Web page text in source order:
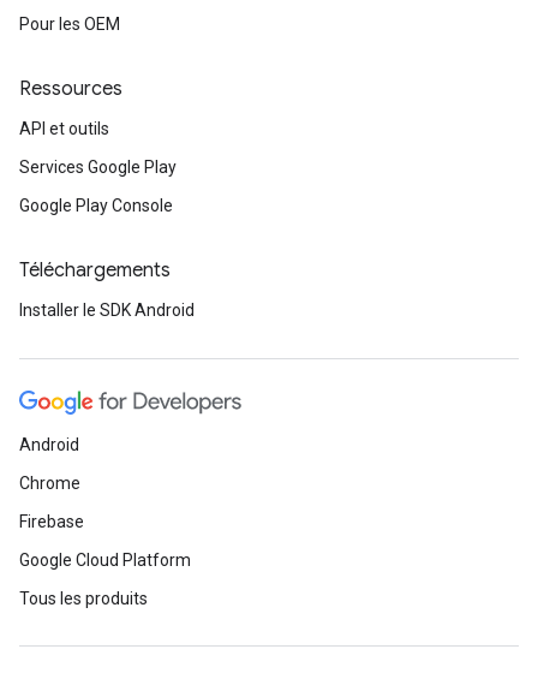
Pour les OEM
Ressources
API et outils
Services Google Play
Google Play Console
Téléchargements
Installer le SDK Android
Android
Chrome
Firebase
Google Cloud Platform
Tous les produits